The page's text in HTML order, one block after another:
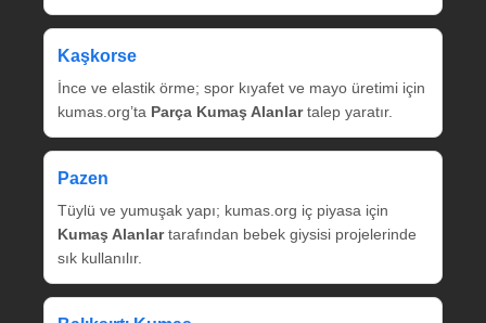
Kaşkorse
İnce ve elastik örme; spor kıyafet ve mayo üretimi için
kumas.org’ta Parça Kumaş Alanlartalep yaratır.
Pazen
Tüylü ve yumuşak yapı; kumas.org iç piyasa için
Kumaş Alanlartarafından bebek giysisi projelerinde
sık kullanılır.